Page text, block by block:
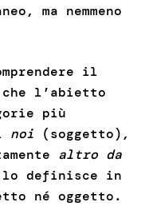
ma nemmeno
il
l’abietto
più
noi (soggetto),
altro da
definisce in
né oggetto.